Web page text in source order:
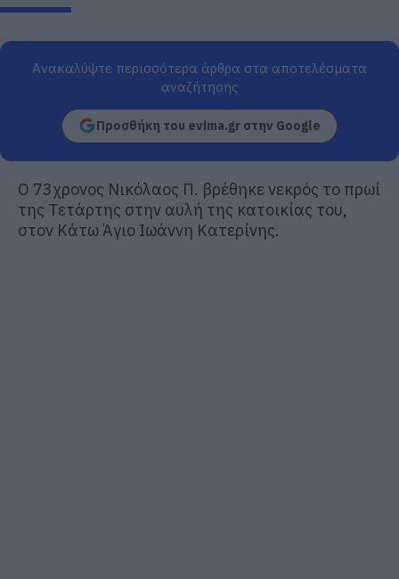
Ανακαλύψτε περισσότερα άρθρα στα αποτελέσματα
αναζήτησης
Προσθήκη του evima.gr στην Google
Ο 73χρονος Νικόλαος Π. βρέθηκε νεκρός το πρωί
της Τετάρτης στην αυλή της κατοικίας του,
στον Κάτω Άγιο Ιωάννη Κατερίνης.